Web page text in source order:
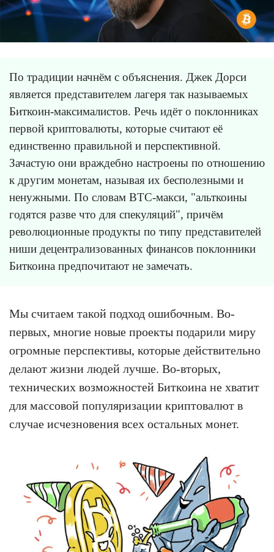
По традиции начнём с объяснения. Джек Дорси
является представителем лагеря так называемых
Биткоин-максималистов. Речь идёт о поклонниках
первой криптовалюты, которые считают её
единственно правильной и перспективной.
Зачастую они враждебно настроены по отношению
к другим монетам, называя их бесполезными и
ненужными. По словам BTC-макси, "альткоины
годятся разве что для спекуляций", причём
революционные продукты по типу представителей
ниши децентрализованных финансов поклонники
Биткоина предпочитают не замечать.
Мы считаем такой подход ошибочным. Во-
первых, многие новые проекты подарили миру
огромные перспективы, которые действительно
делают жизни людей лучше. Во-вторых,
технических возможностей Биткоина не хватит
для массовой популяризации криптовалют в
случае исчезновения всех остальных монет.